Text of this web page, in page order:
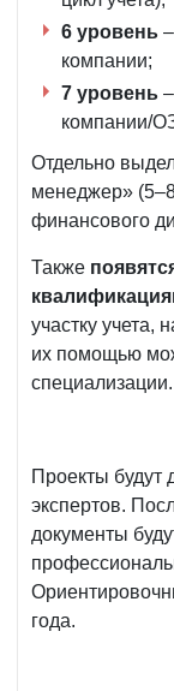
6 уровень
компании;
7 уровень
компании/
Отдельно
менеджер»
финансового
Также
участку учета,
их помощью
специализации.
Проекты будут
экспертов.
документы
года.